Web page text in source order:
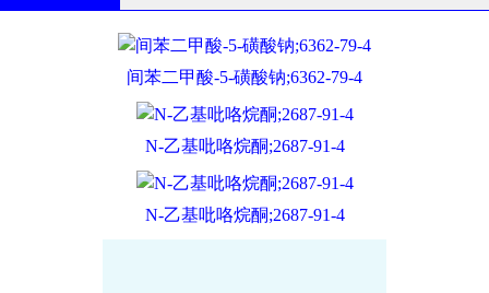
间苯二甲酸-5-磺酸钠;6362-79-4
N-乙基吡咯烷酮;2687-91-4
N-乙基吡咯烷酮;2687-91-4